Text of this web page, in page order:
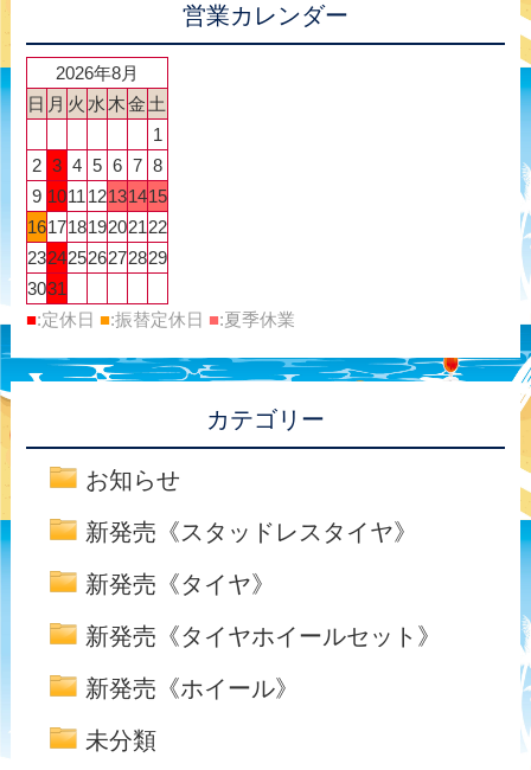
営業カレンダー
2026年8月
日 月 火 水 木金 土
1
2 3 4 5 6 7 8
9 1011 12131415
16171819202122
23242526272829
3031
■:定休日 ■:振替定休日 ■:夏季休業
カテゴリー
お知らせ
新発売《スタッドレスタイヤ》
新発売《タイヤ》
新発売《タイヤホイールセット》
新発売《ホイール》
未分類